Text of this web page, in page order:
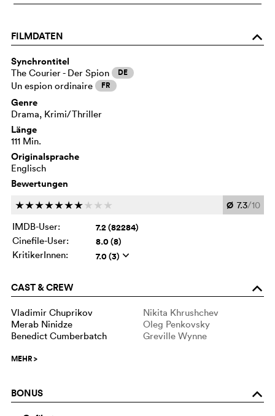
FILMDATEN o
Synchrontitel
The Courier - Der Spion DE
Un espion ordinaire FR
Genre
Drama, Krimi/Thriller
Länge
111 Min.
Originalsprache
Englisch
Bewertungen
ccccccc c c c Ø 7.3/10
IMDB-User:
7.2 (82284)
Cinefile-User: 8.0 (8)
KritikerInnen: 7.0 (3) q
CAST & CREW o
Vladimir Chuprikov
Nikita Khrushchev
Merab Ninidze
Oleg Penkovsky
Benedict Cumberbatch
Greville Wynne
MEHR>
BONUS o